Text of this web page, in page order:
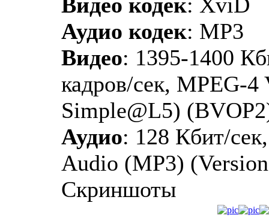
Аудио кодек: MP3
Видео: 1395-1400
кадров/сек, MPEG-
Simple@L5)
Аудио: 128 Кбит/
Audio (MP3)
Скриншоты